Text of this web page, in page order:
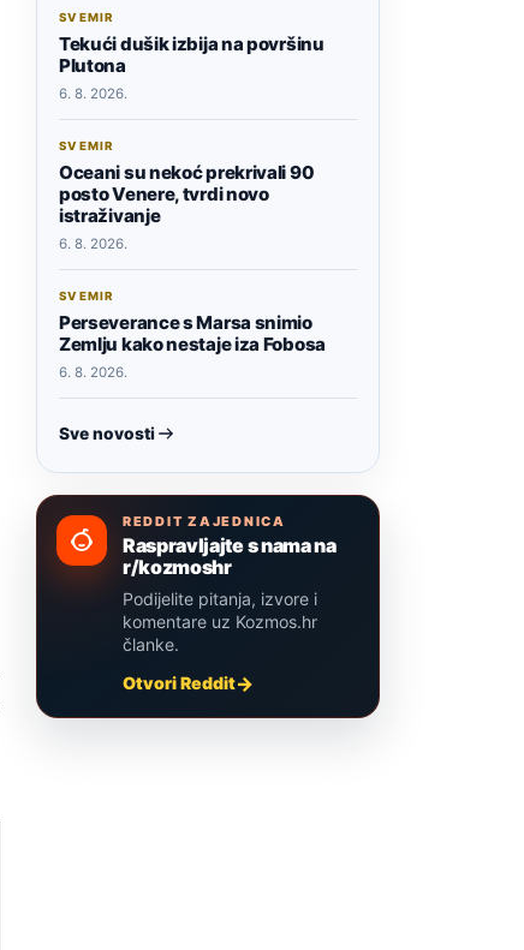
SVEMIR
Tekući dušik izbija na površinu
Plutona
6. 8. 2026.
SVEMIR
Oceani su nekoć prekrivali 90
posto Venere, tvrdi novo
istraživanje
6. 8. 2026.
SVEMIR
Perseverance s Marsa snimio
Zemlju kako nestaje iza Fobosa
6. 8. 2026.
Sve novosti
REDDIT ZAJEDNICA
Raspravljajte s nama na
r/kozmoshr
Podijelite pitanja, izvore i
komentare uz Kozmos.hr
članke.
Otvori Reddit